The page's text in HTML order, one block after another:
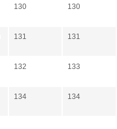
130 130
131 131
132 133
134 134